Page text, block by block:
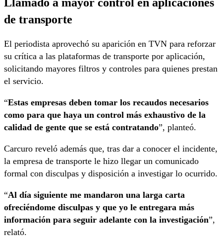
de transporte
El periodista aprovechó su aparición en TVN para reforzar
su crítica a las plataformas de transporte por aplicación,
solicitando mayores filtros y controles para quienes prestan
el servicio.
“Estas empresas deben tomar los recaudos necesarios
como para que haya un control más exhaustivo de la
calidad de gente que se está contratando”, planteó.
Carcuro reveló además que, tras dar a conocer el incidente,
la empresa de transporte le hizo llegar un comunicado
formal con disculpas y disposición a investigar lo ocurrido.
“Al día siguiente me mandaron una larga carta
ofreciéndome disculpas y que yo le entregara más
información para seguir adelante con la investigación”,
relató.